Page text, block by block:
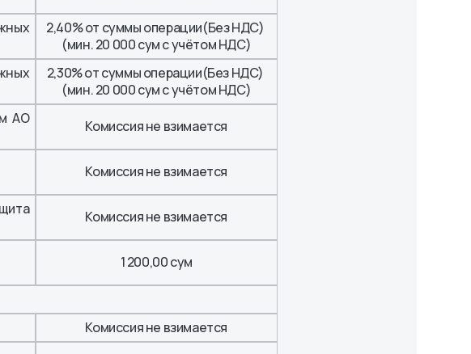
2,40% от суммы операции(Без НДС)
(мин. 20 000 сум c учётом НДС)
2,30% от суммы операции(Без НДС)
(мин. 20 000 сум c учётом НДС)
АО
Комиссия не взимается
Комиссия не взимается
Комиссия не взимается
1 200,00 сум
Комиссия не взимается